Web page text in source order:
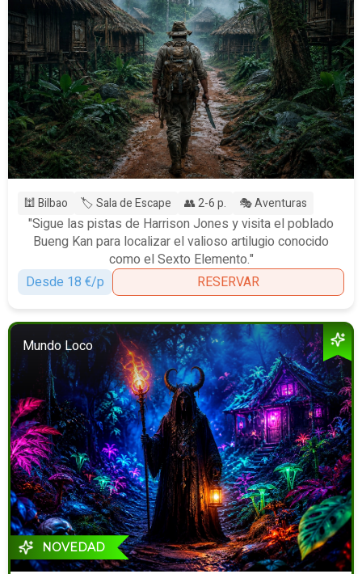
🕍 Bilbao 🏷️ Sala de Escape 👥 2-6 p. 🎭 Aventuras
"Sigue las pistas de Harrison Jones y visita el poblado
Bueng Kan para localizar el valioso artilugio conocido
como el Sexto Elemento."
Desde 18 €/p
RESERVAR
Mundo Loco
NOVEDAD